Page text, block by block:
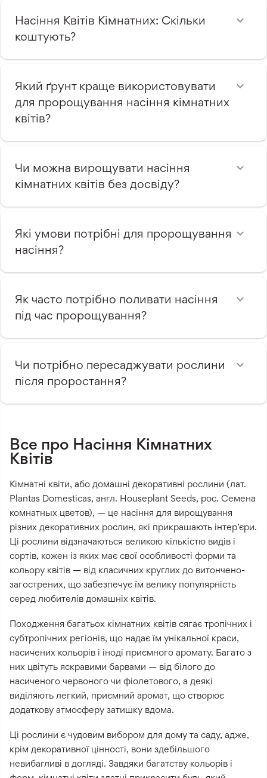
Насіння Квітів Кімнатних: Скільки
коштують?
Який ґрунт краще використовувати
для пророщування насіння кімнатних
квітів?
Чи можна вирощувати насіння
кімнатних квітів без досвіду?
Які умови потрібні для пророщування
насіння?
Як часто потрібно поливати насіння
під час пророщування?
Чи потрібно пересаджувати рослини
після проростання?
Все про Насіння Кімнатних
Квітів
Кімнатні квіти, або домашні декоративні рослини (лат.
Plantas Domesticas, англ. Houseplant Seeds, рос. Семена
комнатных цветов), — це насіння для вирощування
різних декоративних рослин, які прикрашають інтер’єри.
Ці рослини відзначаються великою кількістю видів і
сортів, кожен із яких має свої особливості форми та
кольору квітів — від класичних круглих до витончено-
загострених, що забезпечує їм велику популярність
серед любителів домашніх квітів.
Походження багатьох кімнатних квітів сягає тропічних і
субтропічних регіонів, що надає їм унікальної краси,
насичених кольорів і іноді приємного аромату. Багато з
них цвітуть яскравими барвами — від білого до
насиченого червоного чи фіолетового, а деякі
виділяють легкий, приємний аромат, що створює
додаткову атмосферу затишку вдома.
Ці рослини є чудовим вибором для дому та саду, адже,
крім декоративної цінності, вони здебільшого
невибагливі в догляді. Завдяки багатству кольорів і